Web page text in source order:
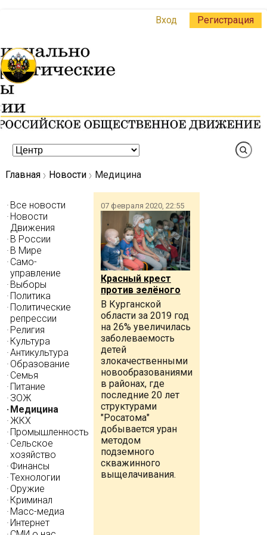
Вход Регистрация
Главная Новости Медицина
Все новости
Новости
Движения
В России
В Мире
Само-
управление
Выборы
Политика
Политические
репрессии
Религия
Культура
Антикультура
Образование
Семья
Питание
ЗОЖ
Медицина
ЖКХ
Промышленность
Сельское
хозяйство
Финансы
Технологии
Оружие
Криминал
Масс-медиа
Интернет
07 февраля 2020, 22:55
Красный крест
против зелёного
В Курганской
области за 2019 год
на 26% увеличилась
заболеваемость
детей
злокачественными
новообразованиями
в районах, где
последние 20 лет
структурами
"Росатома"
добывается уран
методом
подземного
скважинного
выщелачивания.